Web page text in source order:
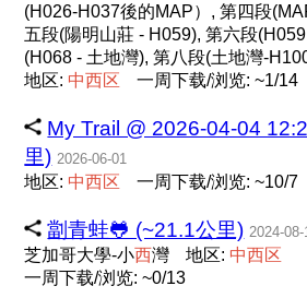
(H026-H037後的MAP）, 第四段
五段(陽明山莊 - H059), 第六段
(H068 - 土地灣), 第八段(土地灣-
地区: 中西区 一周下载/浏览: ~1/14
My Trail @ 2026-04-04
里) 2026-06-01
地区: 中西区 一周下载/浏览: ~10/7
劏青蛙🐸 (~21.1公里) 2024-08-
芝加哥大學-小西灣 地区: 中西区
一周下载/浏览: ~0/13